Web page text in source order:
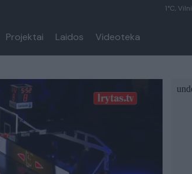
1°C,
Projektai Laidos Videoteka